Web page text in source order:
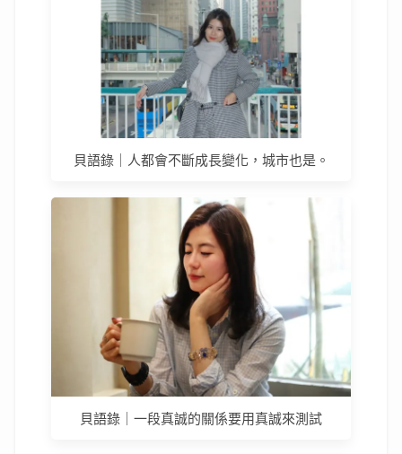
貝語錄｜人都會不斷成長變化，城市也是。
貝語錄｜一段真誠的關係要用真誠來測試